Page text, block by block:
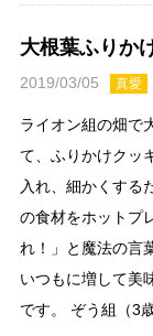
大根葉ふりか
2019/03/05 真愛
ライオン組の畑で
て、ふりかけクッ
入れ、細かくする
の食材をホットプ
れ！」と魔法の言
いつもに増して美
です。 ぞう組（3